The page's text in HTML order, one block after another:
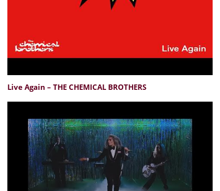
Live Again – THE CHEMICAL BROTHERS